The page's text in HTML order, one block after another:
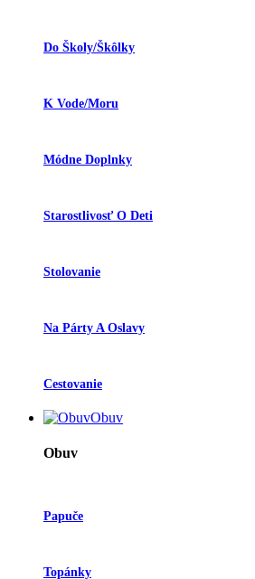
Do Školy/škôlky
K Vode/moru
Módne Doplnky
Starostlivosť O Deti
Stolovanie
Na Párty A Oslavy
Cestovanie
Obuv
Obuv
Papuče
Topánky